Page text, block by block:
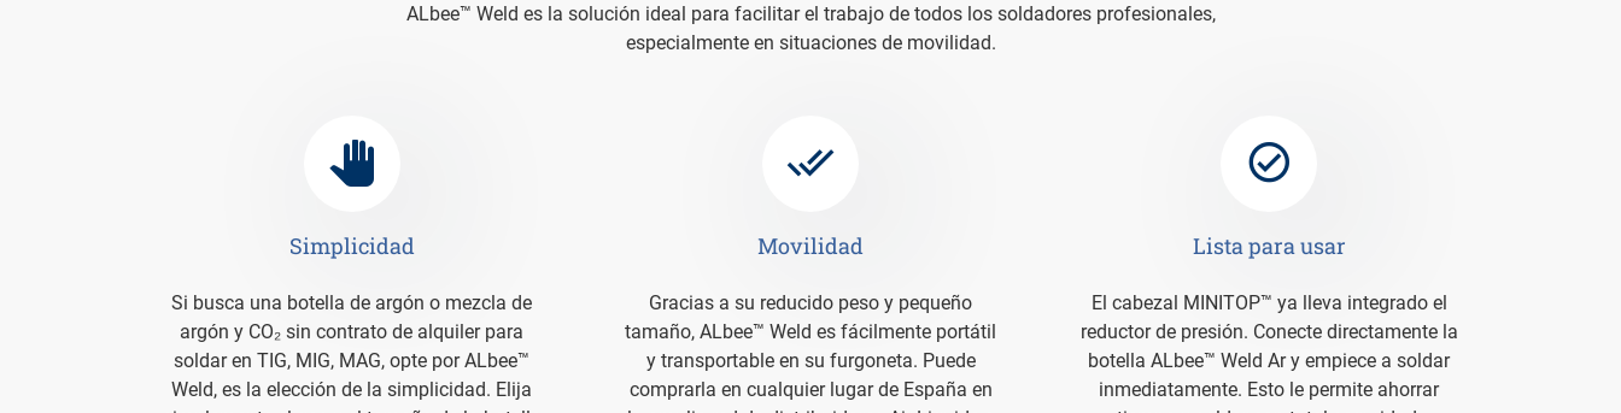
ALbee™ Weld es la solución ideal para facilitar el trabajo de todos los soldadores profesionales,
especialmente en situaciones de movilidad.
Simplicidad
Si busca una botella de argón o mezcla de
argón y CO₂ sin contrato de alquiler para
soldar en TIG, MIG, MAG, opte por ALbee™
Weld, es la elección de la simplicidad. Elija
Movilidad
Gracias a su reducido peso y pequeño
tamaño, ALbee™ Weld es fácilmente portátil
y transportable en su furgoneta. Puede
comprarla en cualquier lugar de España en
Lista para usar
El cabezal MINITOP™ ya lleva integrado el
reductor de presión. Conecte directamente la
botella ALbee™ Weld Ar y empiece a soldar
inmediatamente. Esto le permite ahorrar